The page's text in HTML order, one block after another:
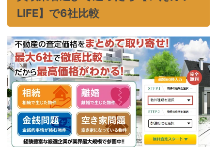
LIFE】で6社比較